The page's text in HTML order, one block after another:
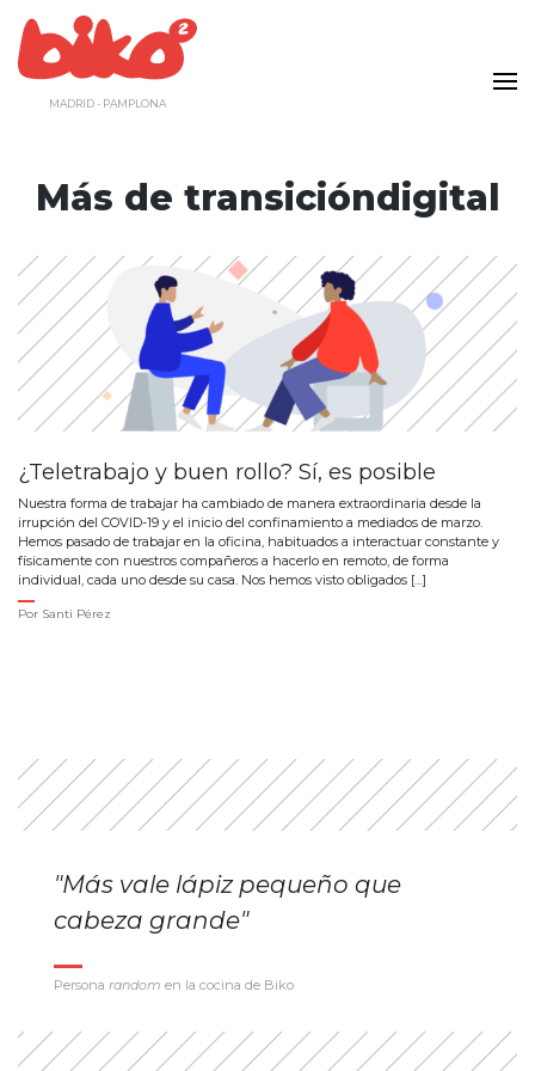
contenido
MADRID - PAMPLONA
Más de transicióndigital
¿Teletrabajo y buen rollo? Sí, es posible
Nuestra forma de trabajar ha cambiado de manera extraordinaria desde la
irrupción del COVID-19 y el inicio del confinamiento a mediados de marzo.
Hemos pasado de trabajar en la oficina, habituados a interactuar constante y
físicamente con nuestros compañeros a hacerlo en remoto, de forma
individual, cada uno desde su casa. Nos hemos visto obligados […]
Por Santi Pérez
"Más vale lápiz pequeño que
cabeza grande"
Persona random en la cocina de Biko